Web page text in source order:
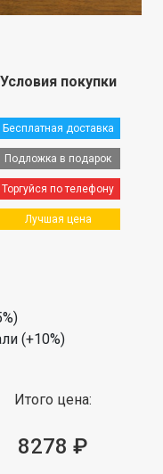
Условия покупки
Бесплатная доставка
Подложка в подарок
Торгуйся по телефону
Лучшая цена
(+10%)
Итого цена:
8278 ₽